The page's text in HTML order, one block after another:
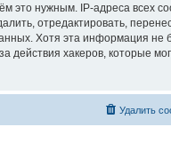
это нужным. IP-адреса всех
отредактировать,
Хотя эта информация не
хакеров, которые
Удалить